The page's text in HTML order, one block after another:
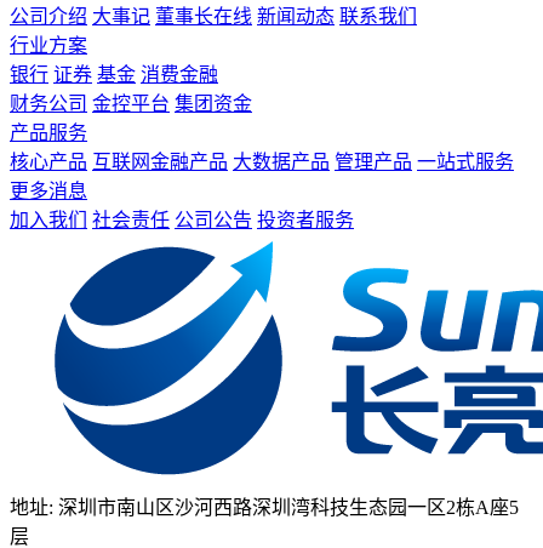
公司介绍 大事记 董事长在线 新闻动态 联系我们
行业方案
银行 证券 基金 消费金融
财务公司 金控平台 集团资金
产品服务
核心产品 互联网金融产品 大数据产品 管理产品 一站式服务
更多消息
加入我们
社会责任 公司公告 投资者服务
地址: 深圳市南山区沙河西路深圳湾科技生态园一区2栋A座5
层